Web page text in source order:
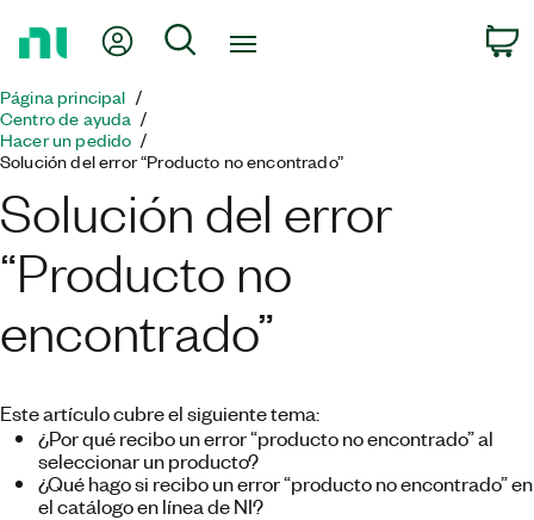
página
principal
Mi cuentaBúsqueda
Página principal
Centro de ayuda
Hacer un pedido
Solución del error “Producto no encontrado”
Solución del error
“Producto no
encontrado”
Este artículo cubre el siguiente tema:
¿Por qué recibo un error “producto no encontrado” al
seleccionar un producto?
¿Qué hago si recibo un error “producto no encontrado” en
el catálogo en línea de NI?